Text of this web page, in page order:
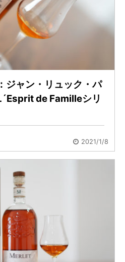
ジャン・リュック・パ
de Familleシリ
2021/1/8